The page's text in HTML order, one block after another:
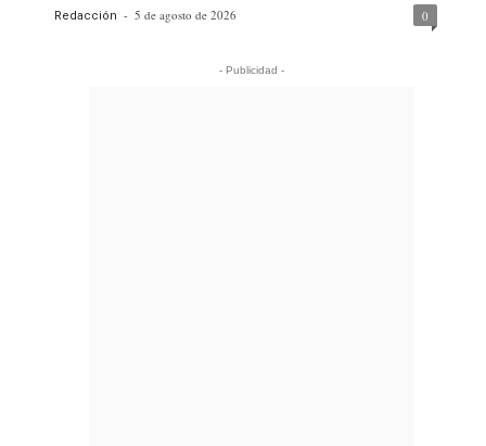
Redacción - 5 de agosto de 2026 0
- Publicidad -